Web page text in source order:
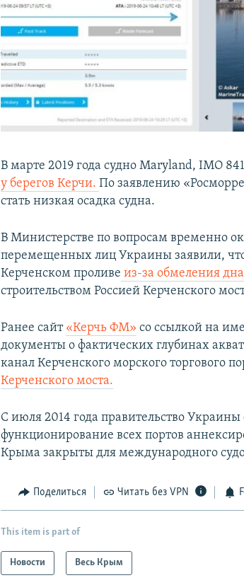
В марте 2019 года судно Maryland, IMO
у берегов Керчи.По заявлению
стать низкая осадка судна.
В Министерстве по вопросам временно
перемещенных лиц Украины заявили,
Керченском проливе из-за обмеления дна
строительством Россией Керченского
Ранее сайт «Керчь ФМ» со ссылкой на
документы о фактических глубинах
канал Керченского морского торгового
Керченского моста.
С июля 2014 года правительство
функционирование всех портов
Крыма закрыты для международного
Поделиться Читать без VPN
This item is part of
Новости Весь Крым